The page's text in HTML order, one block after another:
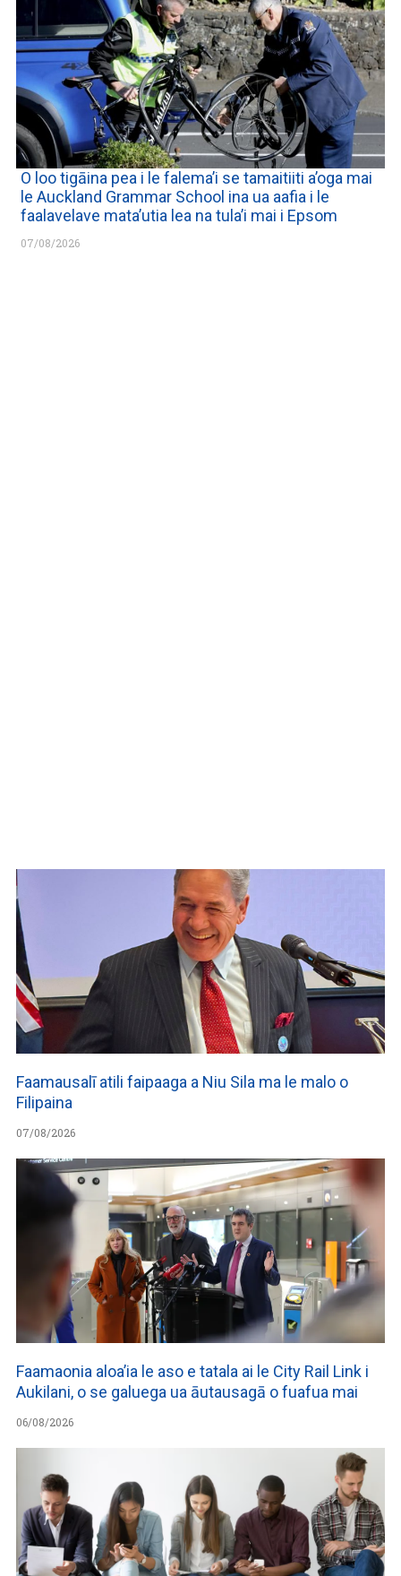
O loo tigāina pea i le falema’i se tamaitiiti a’oga mai
le Auckland Grammar School ina ua aafia i le
faalavelave mata’utia lea na tula’i mai i Epsom
07/08/2026
Faamausalī atili faipaaga a Niu Sila ma le malo o
Filipaina
07/08/2026
Faamaonia aloa’ia le aso e tatala ai le City Rail Link i
Aukilani, o se galuega ua āutausagā o fuafua mai
06/08/2026